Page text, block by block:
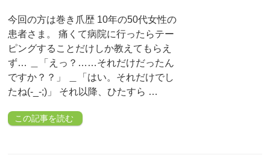
今回の方は巻き爪歴 10年の50代女性の
患者さま。 痛くて病院に行ったらテー
ピングすることだけしか教えてもらえ
ず… ＿「えっ？……それだけだったん
ですか？？」 ＿「はい。それだけでし
たね(-_-;)」 それ以降、ひたすら …
この記事を読む